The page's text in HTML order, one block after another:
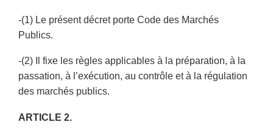
-(1) Le présent décret porte Code des Marchés
Publics.
-(2) Il fixe les règles applicables à la préparation, à la
passation, à l’exécution, au contrôle et à la régulation
des marchés publics.
ARTICLE 2.